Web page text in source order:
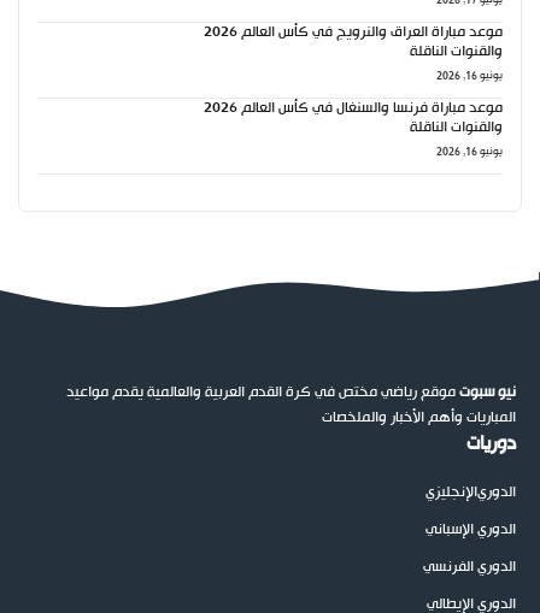
موعد مباراة العراق والنرويج في كأس العالم 2026
والقنوات الناقلة
يونيو 16, 2026
موعد مباراة فرنسا والسنغال في كأس العالم 2026
والقنوات الناقلة
يونيو 16, 2026
نيو سبوتموقع رياضي مختص في كرة القدم العربية والعالمية يقدم مواعيد
المباريات وأهم الأخبار والملخصات
دوريات
الدوريالإنجليزي
الدوري الإسباني
الدوري الفرنسي
الدوري الإيطالي